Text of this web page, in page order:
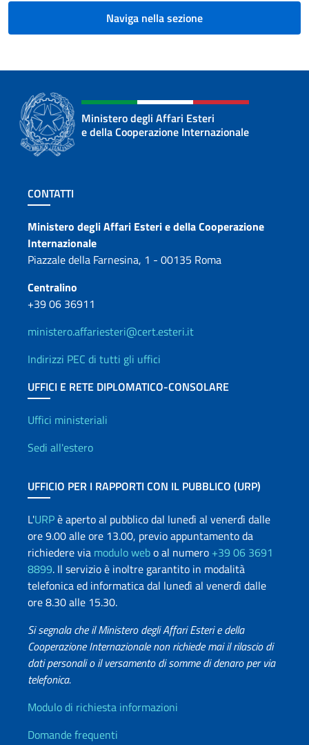
Naviga nella sezione
Ministero degli Affari Esteri
e della Cooperazione Internazionale
Sezione footer
CONTATTI
Contatti
Ministero degli Affari Esteri e della Cooperazione
Internazionale
Piazzale della Farnesina, 1 - 00135 Roma
Centralino
+39 06 36911
ministero.affariesteri@cert.esteri.it
Indirizzi PEC di tutti gli uffici
UFFICI E RETE DIPLOMATICO-CONSOLARE
Uffici e Rete diplomatica
Uffici ministeriali
Sedi all'estero
UFFICIO PER I RAPPORTI CON IL PUBBLICO (URP)
L'URPè aperto al pubblico dal lunedì al venerdì dalle
ore 9.00 alle ore 13.00, previo appuntamento da
richiedere via modulo webo al numero +39 06 3691
8899. Il servizio è inoltre garantito in modalità
telefonica ed informatica dal lunedì al venerdì dalle
ore 8.30 alle 15.30.
Si segnala che il Ministero degli Affari Esteri e della
Cooperazione Internazionale non richiede mai il rilascio di
dati personali o il versamento di somme di denaro per via
telefonica.
Info utili
Modulo di richiesta informazioni
Domande frequenti